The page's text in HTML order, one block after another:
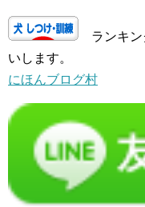
ランキン
いします。
にほんブログ村